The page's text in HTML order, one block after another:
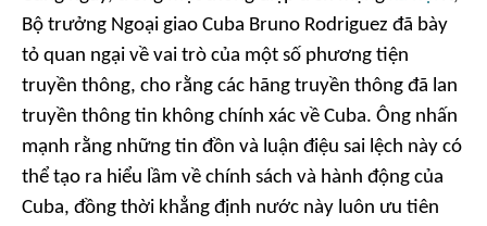
Bộ trưởng Ngoại giao Cuba Bruno Rodriguez đã bày
tỏ quan ngại về vai trò của một số phương tiện
truyền thông, cho rằng các hãng truyền thông đã lan
truyền thông tin không chính xác về Cuba. Ông nhấn
mạnh rằng những tin đồn và luận điệu sai lệch này có
thể tạo ra hiểu lầm về chính sách và hành động của
Cuba, đồng thời khẳng định nước này luôn ưu tiên